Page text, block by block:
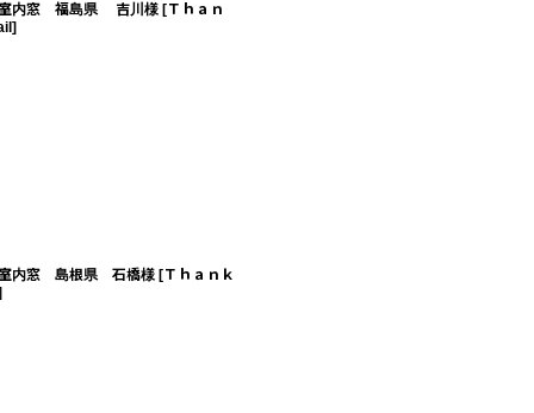
室内窓 福島県 吉川様 [Ｔｈａｎ
]
内窓 島根県 石橋様 [Ｔｈａｎｋ